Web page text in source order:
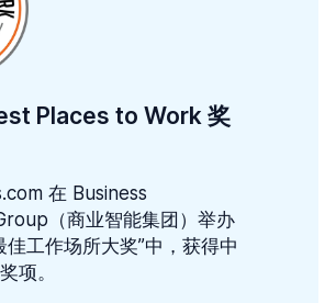
Places to Work 奖
在 Business
（商业智能集团）举办
工作场所大奖”中，获得中
项。